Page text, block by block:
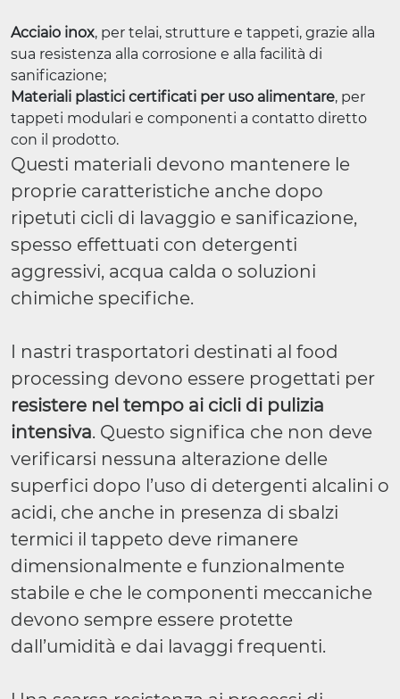
Acciaio inox, per telai, strutture e tappeti, grazie alla
sua resistenza alla corrosione e alla facilità di
sanificazione;
Materiali plastici certificati per uso alimentare, per
tappeti modulari e componenti a contatto diretto
con il prodotto.
Questi materiali devono mantenere le
proprie caratteristiche anche dopo
ripetuti cicli di lavaggio e sanificazione,
spesso effettuati con detergenti
aggressivi, acqua calda o soluzioni
chimiche specifiche.
I nastri trasportatori destinati al food
processing devono essere progettati per
resistere nel tempo ai cicli di pulizia
intensiva. Questo significa che non deve
verificarsi nessuna alterazione delle
superfici dopo l’uso di detergenti alcalini o
acidi, che anche in presenza di sbalzi
termici il tappeto deve rimanere
dimensionalmente e funzionalmente
stabile e che le componenti meccaniche
devono sempre essere protette
dall’umidità e dai lavaggi frequenti.